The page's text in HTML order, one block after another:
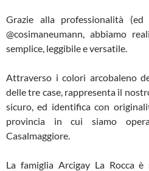
Grazie alla professionalità
@cosimaneumann, abbiamo
semplice, leggibile e versatile.
Attraverso i colori arcobaleno
delle tre case, rappresenta il
sicuro, ed identifica con
provincia in cui siamo
Casalmaggiore.
La famiglia Arcigay La Rocca